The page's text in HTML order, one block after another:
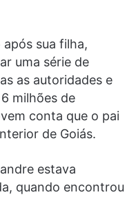
sua filha,
uma série de
as autoridades e
milhões de
conta que o pai
de Goiás.
estava
quando encontrou